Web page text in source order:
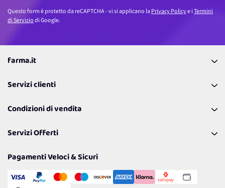
Questo form è protetto da reCAPTCHA - vi si applicano laPrivacy Policye iTermini
di Serviziodi Google.
farma.it
Coupon
Lavora con noi
Politiche per la parità di genere
Servizi clienti
Richiamami
Resi
Condizioni di vendita
Spedizioni
Cookie Policy
Gestisci Cookie
Servizi Offerti
Reso Facile e Veloce
Pagamenti Veloci & Sicuri